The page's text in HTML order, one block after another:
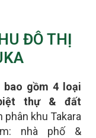
ĐÔ THỊ
bao gồm 4 loại
thự & đất
phân khu Takara
nhà phố &